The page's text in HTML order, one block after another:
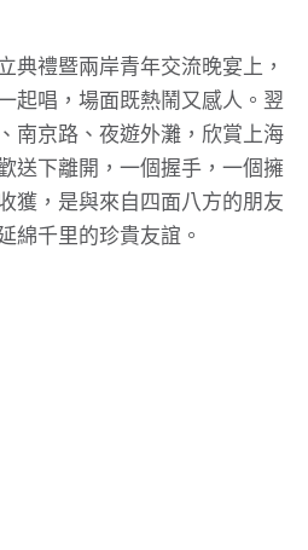
典禮暨兩岸青年交流晚宴上，
起唱，場面既熱鬧又感人。翌
南京路、夜遊外灘，欣賞上海
送下離開，一個握手，一個擁
獲，是與來自四面八方的朋友
綿千里的珍貴友誼。